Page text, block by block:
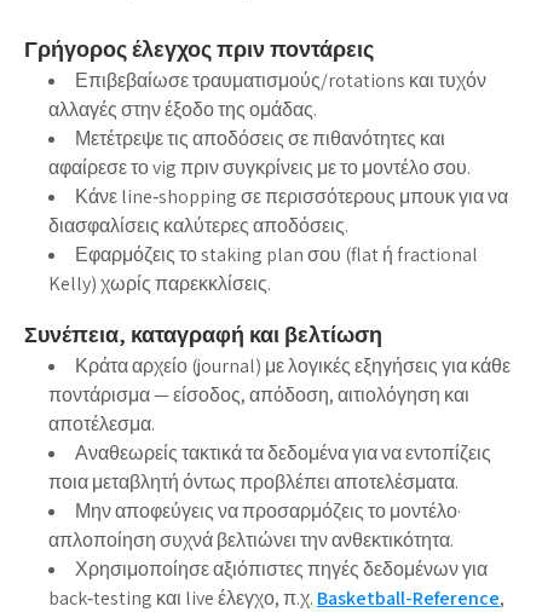
Γρήγορος έλεγχος πριν ποντάρεις
Επιβεβαίωσε τραυματισμούς/rotations και τυχόν
αλλαγές στην έξοδο της ομάδας.
Μετέτρεψε τις αποδόσεις σε πιθανότητες και
αφαίρεσε το vig πριν συγκρίνεις με το μοντέλο σου.
Κάνε line‑shopping σε περισσότερους μπουκ για να
διασφαλίσεις καλύτερες αποδόσεις.
Εφαρμόζεις το staking plan σου (flat ή fractional
Kelly) χωρίς παρεκκλίσεις.
Συνέπεια, καταγραφή και βελτίωση
Κράτα αρχείο (journal) με λογικές εξηγήσεις για κάθε
ποντάρισμα — είσοδος, απόδοση, αιτιολόγηση και
αποτέλεσμα.
Αναθεωρείς τακτικά τα δεδομένα για να εντοπίζεις
ποια μεταβλητή όντως προβλέπει αποτελέσματα.
Μην αποφεύγεις να προσαρμόζεις το μοντέλο·
απλοποίηση συχνά βελτιώνει την ανθεκτικότητα.
Χρησιμοποίησε αξιόπιστες πηγές δεδομένων για
back‑testing και live έλεγχο, π.χ. Basketball-Reference,